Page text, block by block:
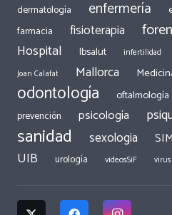
dermatología
enfermería
farmacia fisioterapia
Hospital Ibsalut infertilidad
Joan Calafat Mallorca
odontología oftalmología
prevención psicología
sanidad sexologia
UIB urología videosSiF virus